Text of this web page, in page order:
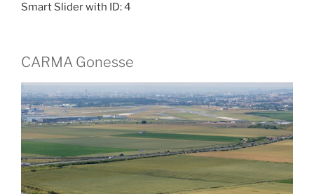
Smart Slider with ID: 4
CARMA Gonesse